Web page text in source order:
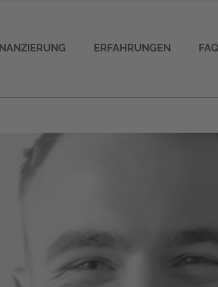
ERFAHRUNGEN FAQ